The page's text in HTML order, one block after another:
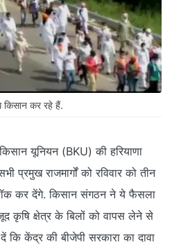
किसान कर रहे हैं.
यूनियन (BKU) की हरियाणा
प्रमुख राजमार्गों को रविवार को तीन
कर देंगे. किसान संगठन ने ये फैसला
कृषि क्षेत्र के बिलों को वापस लेने से
कि केंद्र की बीजेपी सरकारा का दावा